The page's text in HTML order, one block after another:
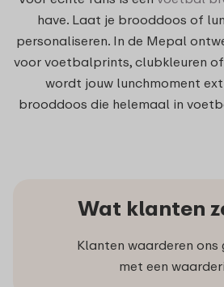
have. Laat je brooddoos of
personaliseren. In de Mepal
voor voetbalprints, clubkleuren of
wordt jouw lunchmoment
brooddoos die helemaal in
Wat klanten
Klanten waarderen ons
met een